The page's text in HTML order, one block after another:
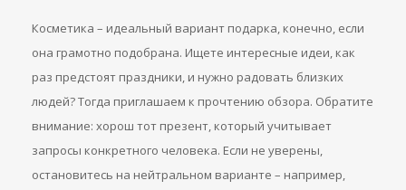
Косметика – идеальный вариант подарка, конечно, если
она грамотно подобрана. Ищете интересные идеи, как
раз предстоят праздники, и нужно радовать близких
людей? Тогда приглашаем к прочтению обзора. Обратите
внимание: хорош тот презент, который учитывает
запросы конкретного человека. Если не уверены,
остановитесь на нейтральном варианте – например,